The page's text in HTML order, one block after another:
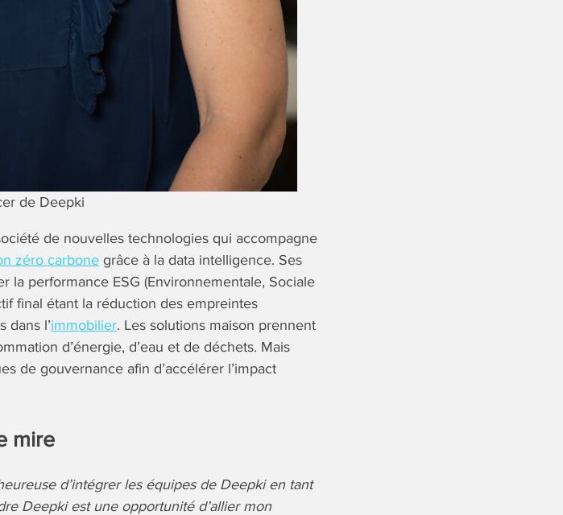
de Deepki
de nouvelles technologies qui accompagne
zéro carbone grâce à la data intelligence. Ses
la performance ESG (Environnementale, Sociale
final étant la réduction des empreintes
dans l’immobilier. Les solutions maison prennent
d’énergie, d’eau et de déchets. Mais
de gouvernance afin d’accélérer l’impact
mire
d’intégrer les équipes de Deepki en tant
Deepki est une opportunité d’allier mon